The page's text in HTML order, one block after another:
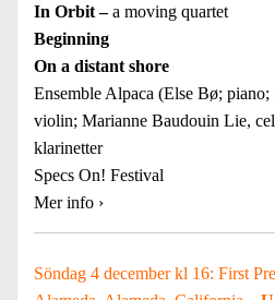
In Orbit –a moving quartet
Beginning
On a distant shore
Ensemble Alpaca (Else Bø;
violin; Marianne Baudouin Lie,
klarinetter
Specs On! Festival
Mer info ›
Söndag 4 december kl 16: First